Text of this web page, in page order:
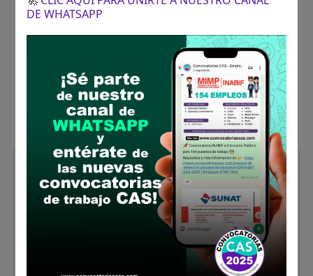
SALUD MORROPÓN HUANCABAMBA:
TÉCNICO EN FARMACIA - E.S. I-4
DE WHATSAPP